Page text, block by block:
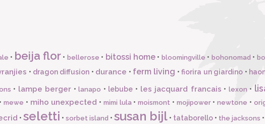
• beija flor • bellerose • bitossi home • bloomingville • bohonomad •
• dragon diffusion • durance • ferm living •fiorira un giardino •
• lampe berger •lanapo • lebube • les jacquard francais • lexon •
•mewe • miho unexpected • mimi lula •moismont • mojipower•newtone •
• seletti • sorbet island • susan bijl • tataborello • the jacksons •